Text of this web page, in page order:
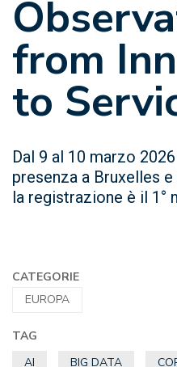
from
to
Dal 9 al 10 marzo
presenza a Bruxelles
la registrazione è il 1°
CATEGORIE
EUROPA
TAG
AI
BIG DATA